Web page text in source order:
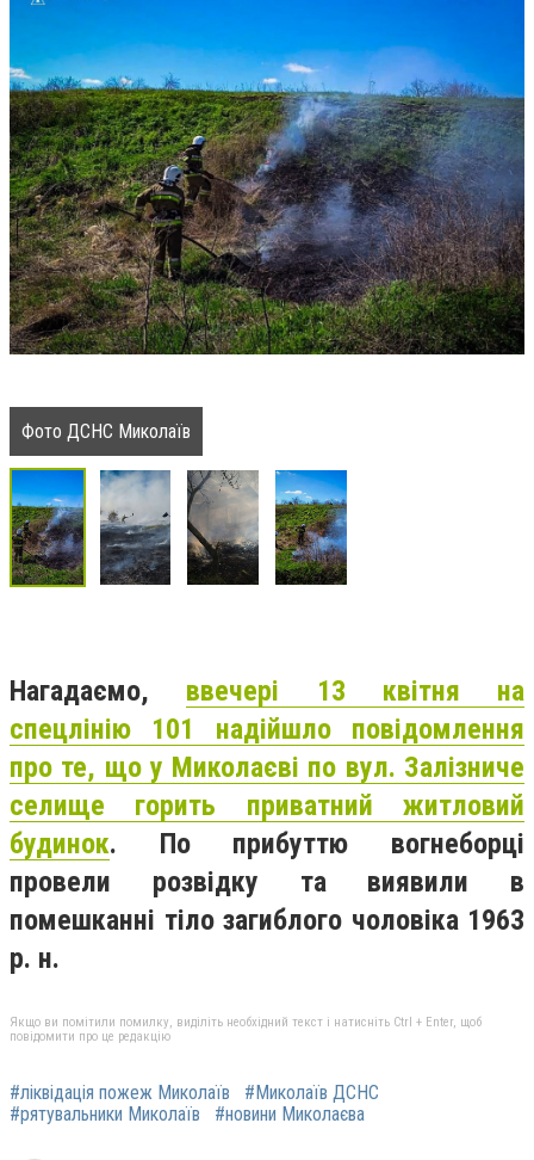
Фото ДСНС Миколаїв
Нагадаємо, ввечері 13 квітня на
спецлінію 101 надійшло повідомлення
про те, що у Миколаєві по вул. Залізниче
селище горить приватний житловий
будинок. По прибуттю вогнеборці
провели розвідку та виявили в
помешканні тіло загиблого чоловіка 1963
р. н.
Якщо ви помітили помилку, виділіть необхідний текст і натисніть Ctrl + Enter, щоб
повідомити про це редакцію
#ліквідація пожеж Миколаїв
#Миколаїв ДСНС
#рятувальники Миколаїв
#новини Миколаєва